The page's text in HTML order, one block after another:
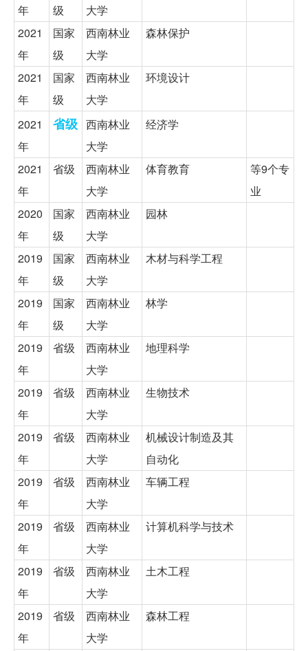
年
级
大学
2021
年
国家
级
西南林业
大学
森林保护
2021
年
国家
级
西南林业
大学
环境设计
2021
年
省级 西南林业
大学
经济学
2021
年
省级
西南林业
大学
体育教育
等9个专
业
2020
年
国家
级
西南林业
大学
园林
2019
年
国家
级
西南林业
大学
木材与科学工程
2019
年
国家
级
西南林业
大学
林学
2019
年
省级
西南林业
大学
地理科学
2019
年
省级
西南林业
大学
生物技术
2019
年
省级
西南林业
大学
机械设计制造及其
自动化
2019
年
省级
西南林业
大学
车辆工程
2019
年
省级
西南林业
大学
计算机科学与技术
2019
年
省级
西南林业
大学
土木工程
2019
年
省级
西南林业
大学
森林工程